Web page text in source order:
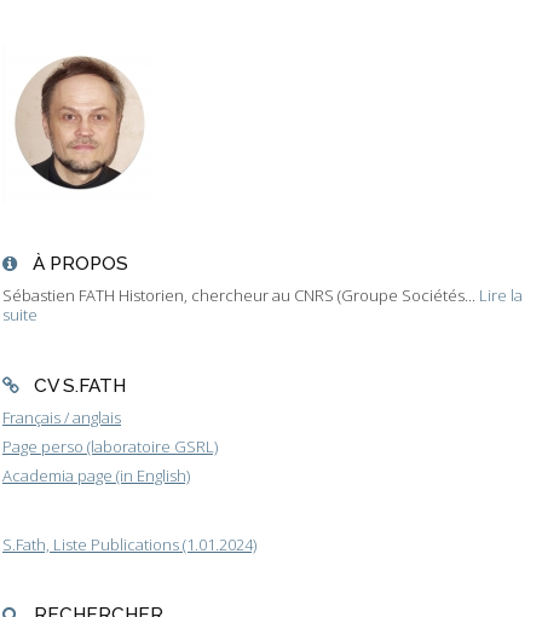
À PROPOS
Sébastien FATH Historien, chercheur au CNRS (Groupe Sociétés... Lire la
suite
CV S.FATH
Français / anglais
Page perso (laboratoire GSRL)
Academia page (in English)
S.Fath, Liste Publications (1.01.2024)